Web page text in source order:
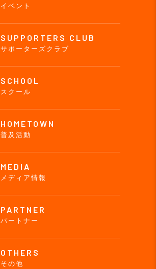
イベント
SUPPORTERS CLUB
サポーターズクラブ
SCHOOL
スクール
HOMETOWN
普及活動
MEDIA
メディア情報
PARTNER
パートナー
OTHERS
その他